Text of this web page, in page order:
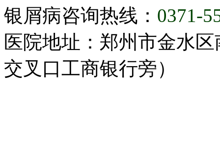
银屑病咨询热线： 0371-
医院地址：郑州市金水
交叉口工商银行旁）